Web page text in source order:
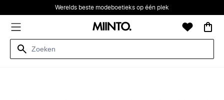
Werelds beste modeboetieks op één plek